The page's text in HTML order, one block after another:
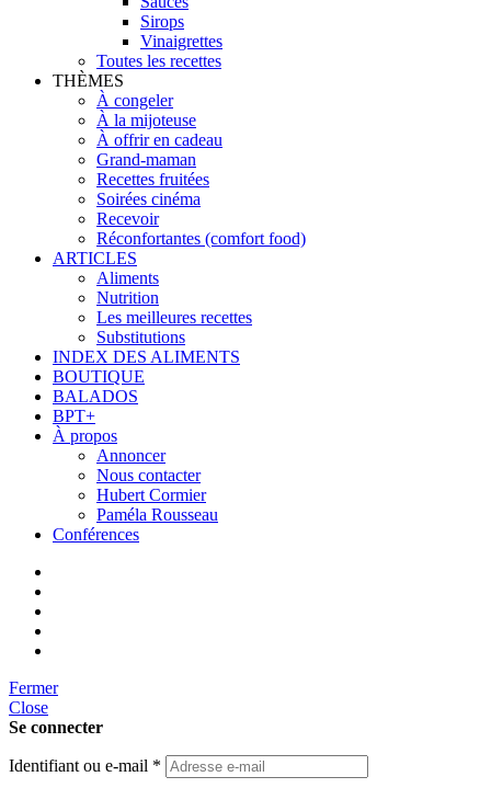
Sirops
Vinaigrettes
Toutes les recettes
THÈMES
À congeler
À la mijoteuse
À offrir en cadeau
Grand-maman
Recettes fruitées
Soirées cinéma
Recevoir
Réconfortantes (comfort food)
ARTICLES
Aliments
Nutrition
Les meilleures recettes
Substitutions
INDEX DES ALIMENTS
BOUTIQUE
BALADOS
BPT+
À propos
Annoncer
Nous contacter
Hubert Cormier
Paméla Rousseau
Conférences
Fermer
Close
Se connecter
Identifiant ou e-mail *